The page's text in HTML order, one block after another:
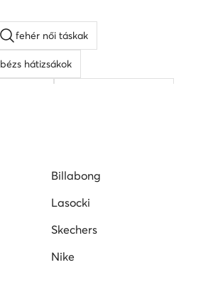
fehér női táskak
bézs hátizsákok
Billabong
Lasocki
Skechers
Nike